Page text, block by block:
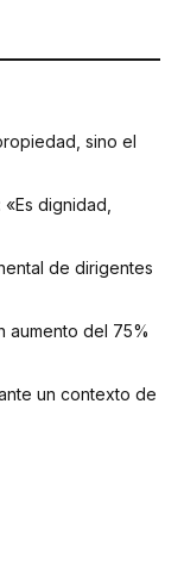
sino el
dignidad,
de dirigentes
aumento del 75%
un contexto de